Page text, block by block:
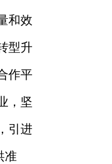
和效
型升
作平
， 坚
引进
准